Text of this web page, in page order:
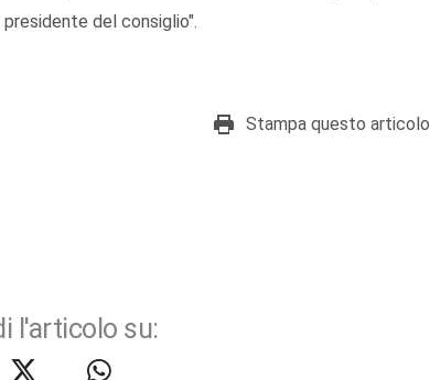
del consiglio".
Stampa questo articolo
l'articolo su: